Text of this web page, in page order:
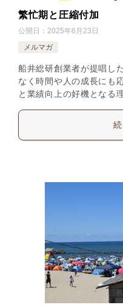
繁忙期と圧縮付加
公開日： 2025年6月23日
メルマガ
船井総研創業者が提唱し
なく時間や人の成長にも
と業績向上の好機となる